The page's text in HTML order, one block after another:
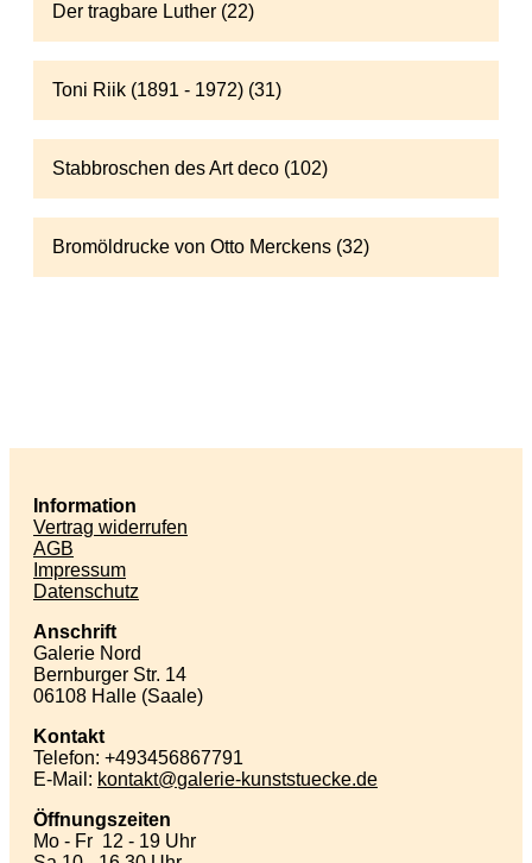
Der tragbare Luther (22)
Toni Riik (1891 - 1972) (31)
Stabbroschen des Art deco (102)
Bromöldrucke von Otto Merckens (32)
Information
Vertrag widerrufen
AGB
Impressum
Datenschutz
Anschrift
Galerie Nord
Bernburger Str. 14
06108 Halle (Saale)
Kontakt
Telefon: +493456867791
E-Mail: kontakt galerie-kunststuecke de
Öffnungszeiten
Mo - Fr 12 - 19 Uhr